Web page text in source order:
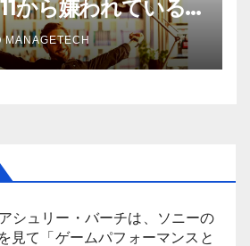
から嫌われている
したことにユーザ
MANAGETECH
シュリー・バーチは、ソニーの
見て「ゲームパフォーマンスと